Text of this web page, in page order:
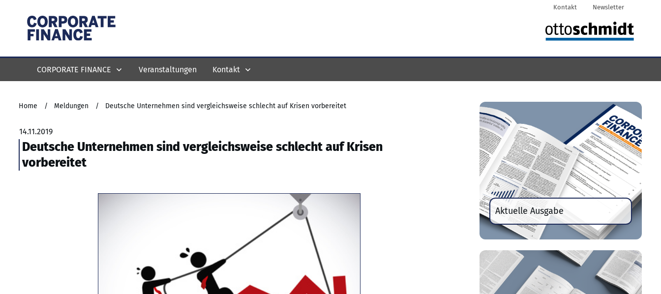
Kontakt Newsletter
CORPORATE FINANCE Veranstaltungen Kontakt
Home / Meldungen / Deutsche Unternehmen sind vergleichsweise schlecht auf Krisen vorbereitet
14.11.2019
Deutsche Unternehmen sind vergleichsweise schlecht auf Krisen
vorbereitet
Aktuelle Ausgabe